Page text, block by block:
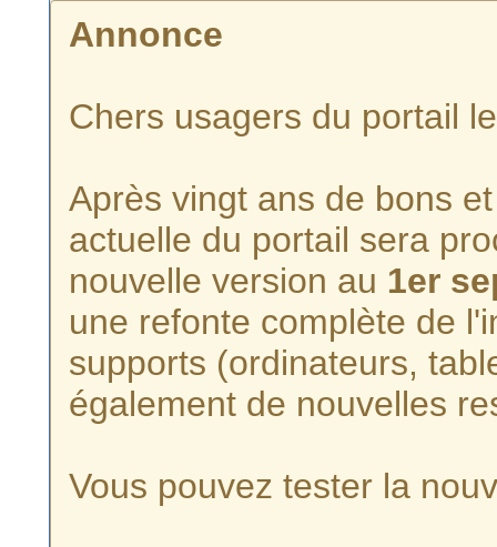
Annonce
Chers usagers du portail
Après vingt ans de bons
actuelle du portail sera
nouvelle version au 1er
une refonte complète de
supports (ordinateurs,
également de nouvelles
Vous pouvez tester la